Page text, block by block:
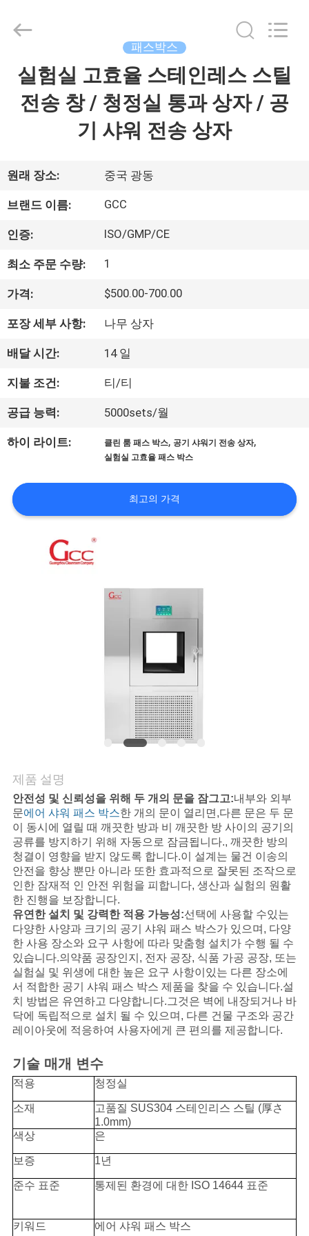
홈
비
디
오
우
리
에
관
한
것
공
장
희
와
연
락
뉴
스
사
건
견
적
요
청
사
이
Guangzhou
Reserved.
패스박스
실험실 고효율 스테인레스 스틸
전송 창 / 청정실 통과 상자 / 공
기 샤워 전송 상자
원래 장소: 중국 광동
브랜드 이름: GCC
인증: ISO/GMP/CE
최소 주문 수량: 1
가격: $500.00-700.00
포장 세부 사항: 나무 상자
배달 시간: 14 일
지불 조건: 티/티
공급 능력: 5000sets/월
하이 라이트: 클린 룸 패스 박스, 공기 샤워기 전송 상자,
실험실 고효율 패스 박스
최고의 가격
제품 설명
안전성 및 신뢰성을 위해 두 개의 문을 잠그고:내부와 외부
문에어 샤워 패스 박스한 개의 문이 열리면,다른 문은 두 문
이 동시에 열릴 때 깨끗한 방과 비 깨끗한 방 사이의 공기의
공류를 방지하기 위해 자동으로 잠금됩니다., 깨끗한 방의
청결이 영향을 받지 않도록 합니다.이 설계는 물건 이송의
안전을 향상 뿐만 아니라 또한 효과적으로 잘못된 조작으로
인한 잠재적 인 안전 위험을 피합니다, 생산과 실험의 원활
한 진행을 보장합니다.
유연한 설치 및 강력한 적용 가능성:선택에 사용할 수있는
다양한 사양과 크기의 공기 샤워 패스 박스가 있으며, 다양
한 사용 장소와 요구 사항에 따라 맞춤형 설치가 수행 될 수
있습니다.의약품 공장인지, 전자 공장, 식품 가공 공장, 또는
실험실 및 위생에 대한 높은 요구 사항이있는 다른 장소에
서 적합한 공기 샤워 패스 박스 제품을 찾을 수 있습니다.설
치 방법은 유연하고 다양합니다.그것은 벽에 내장되거나 바
닥에 독립적으로 설치 될 수 있으며, 다른 건물 구조와 공간
레이아웃에 적응하여 사용자에게 큰 편의를 제공합니다.
기술 매개 변수
적용 청정실
소재
고품질 SUS304 스테인리스 스틸 (厚さ
1.0mm)
색상
은
보증 1년
준수 표준 통제된 환경에 대한 ISO 14644 표준
키워드 에어 샤워 패스 박스